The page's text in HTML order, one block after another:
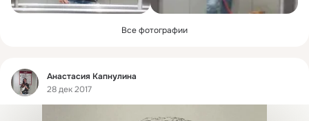
Все фотографии
Фид
Анастасия Капнулина
28 дек 2017